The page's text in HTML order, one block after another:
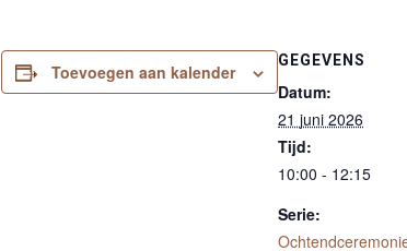
Toevoegen aan kalender
GEGEVENS
Datum:
21 juni 2026
Tijd:
10:00 - 12:15
Serie: